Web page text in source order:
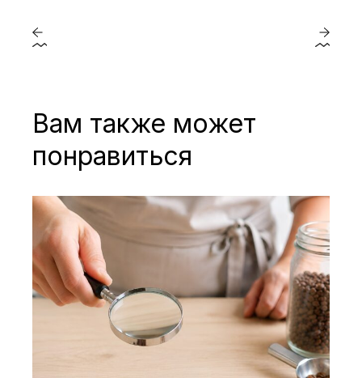
Вам также может
понравиться